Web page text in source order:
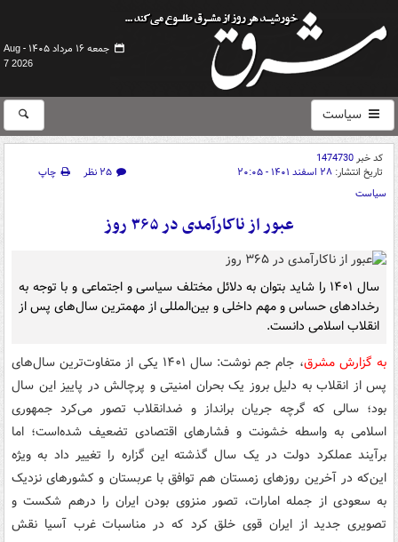
جمعه ۱۶ مرداد ۱۴۰۵ -
Aug
7 2026
سیاست
کد خبر1474730
تاریخ انتشار: ۲۸ اسفند ۱۴۰۱ - ۲۰:۰۵ ۲۵ نظر
چاپ
سیاست
عبور از ناکارآمدی در ۳۶۵ روز
سال ۱۴۰۱ را شاید بتوان به دلائل مختلف سیاسی و اجتماعی و با توجه به
رخدادهای حساس و مهم داخلی و بین‌المللی از مهمترین سال‌های پس از
انقلاب اسلامی دانست.
به گزارش مشرق
، جام جم نوشت: سال ۱۴۰۱ یکی از متفاوت‌ترین سال‌های
پس از انقلاب به دلیل بروز یک بحران امنیتی و پرچالش در پاییز این سال
بود؛ سالی که گرچه جریان برانداز و ضدانقلاب تصور می‌کرد جمهوری
اسلامی به واسطه خشونت و فشارهای اقتصادی تضعیف شده‌است؛ اما
برآیند عملکرد دولت در یک سال گذشته این گزاره را تغییر داد به ویژه
این‌که در آخرین روزهای زمستان هم توافق با عربستان و کشورهای نزدیک
به سعودی از جمله امارات، تصور منزوی بودن ایران را درهم شکست و
تصویری جدید از ایران قوی خلق کرد که در مناسبات غرب آسیا نقش